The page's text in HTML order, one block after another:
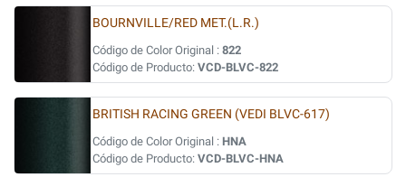
BOURNVILLE/RED MET.(L.R.)
Código de Color Original : 822
Código de Producto: VCD-BLVC-822
BRITISH RACING GREEN (VEDI BLVC-617)
Código de Color Original : HNA
Código de Producto: VCD-BLVC-HNA